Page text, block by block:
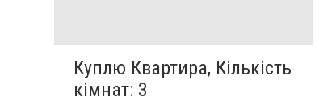
Куплю Квартира, Кількість
кімнат: 3